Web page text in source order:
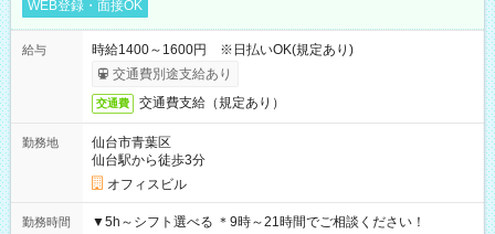
WEB登録・面接OK
給与
時給1400～1600円 ※日払いOK(規定あり)
交通費別途支給あり
交通費 交通費支給（規定あり）
勤務地
仙台市青葉区
仙台駅から徒歩3分
オフィスビル
勤務時間 ▼5h～シフト選べる ＊9時～21時間でご相談ください！